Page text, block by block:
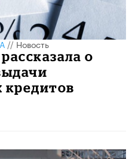
//Новость
о
кредитов